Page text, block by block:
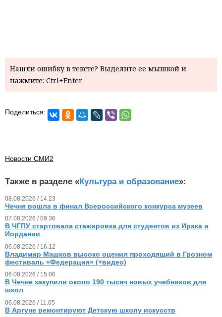
Нашли ошибку в тексте? Выделите ее мышкой и
нажмите: Ctrl+Enter
Поделиться:
Новости СМИ2
Также в разделе «Культура и образование»:
08.08.2026 / 14.23
Чечня вошла в финал Всероссийского конкурса музеев
07.08.2026 / 09.36
В ЧГПУ стартовала стажировка для студентов из Ирака и
Иордании
06.08.2026 / 16.12
Владимир Машков высоко оценил проходящий в Грозном
фестиваль «Федерация» (+видео)
06.08.2026 / 15.06
В Чечне закупили около 190 тысяч новых учебников для
школ
06.08.2026 / 11.05
В Аргуне ремонтируют Детскую школу искусств